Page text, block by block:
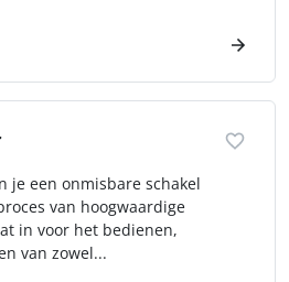
je een onmisbare schakel
van hoogwaardige
in voor het bedienen,
van zowel...